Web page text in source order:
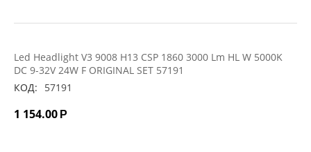
Led Headlight V3 9008 H13 CSP 1860 3000 Lm HL W 5000K
DC 9-32V 24W F ORIGINAL SET 57191
КОД:
57191
1 154.00 Р